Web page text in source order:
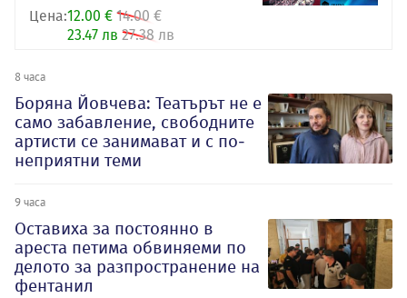
Цена:12.00 € 14.00 €
23.47 лв 27.38 лв
8 часа
Боряна Йовчева: Театърът не е
само забавление, свободните
артисти се занимават и с по-
неприятни теми
9 часа
Оставиха за постоянно в
ареста петима обвиняеми по
делото за разпространение на
фентанил